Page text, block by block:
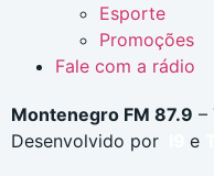
Esporte
Promoções
Fale com a rádio
Montenegro FM 87.9 –
Desenvolvido por
e